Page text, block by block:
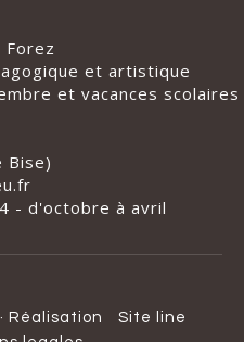
et artistique
et vacances scolaires
Bise)
- d'octobre à avril
· Réalisation
Site line